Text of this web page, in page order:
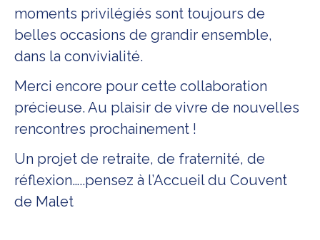
moments privilégiés sont toujours de
belles occasions de grandir ensemble,
dans la convivialité.
Merci encore pour cette collaboration
précieuse. Au plaisir de vivre de nouvelles
rencontres prochainement !
Un projet de retraite, de fraternité, de
réflexion…..pensez à l’Accueil du Couvent
de Malet